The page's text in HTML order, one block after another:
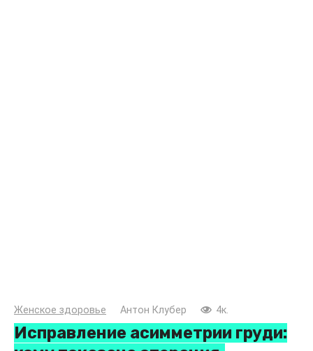
Женское здоровье Антон Клубер 4к.
Исправление асимметрии груди: